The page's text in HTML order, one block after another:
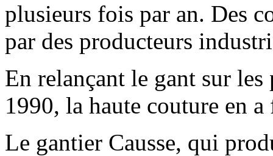
plusieurs fois par an. Des
par des producteurs
En relançant le gant sur
1990, la haute couture en
Le gantier Causse, qui